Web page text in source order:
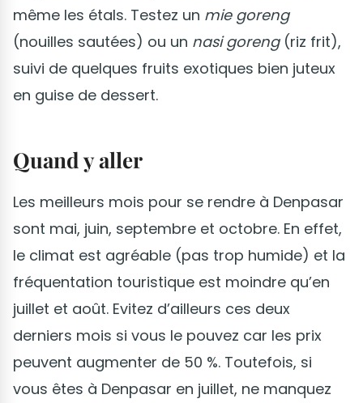
même les étals. Testez un mie goreng
(nouilles sautées) ou un nasi goreng(riz frit),
suivi de quelques fruits exotiques bien juteux
en guise de dessert.
Quand y aller
Les meilleurs mois pour se rendre à Denpasar
sont mai, juin, septembre et octobre. En effet,
le climat est agréable (pas trop humide) et la
fréquentation touristique est moindre qu’en
juillet et août. Evitez d’ailleurs ces deux
derniers mois si vous le pouvez car les prix
peuvent augmenter de 50 %. Toutefois, si
vous êtes à Denpasar en juillet, ne manquez